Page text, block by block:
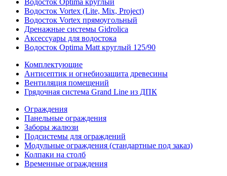
Водосток Optima круглый
Водосток Vortex (Lite, Mix, Project)
Водосток Vortex прямоугольный
Дренажные системы Gidrolica
Аксессуары для водостока
Водосток Optima Matt круглый 125/90
Комплектующие
Антисептик и огнебиозащита древесины
Вентиляция помещений
Грядочная система Grand Line из ДПК
Ограждения
Панельные ограждения
Заборы жалюзи
Подсистемы для ограждений
Модульные ограждения (стандартные под заказ)
Колпаки на столб
Временные ограждения